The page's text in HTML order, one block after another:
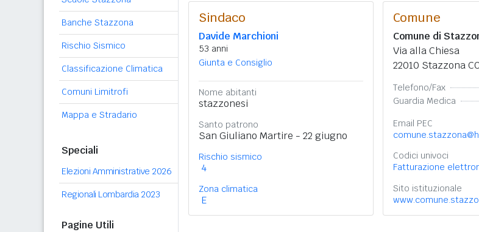
Banche Stazzona
Rischio Sismico
Classificazione Climatica
Comuni Limitrofi
Mappa e Stradario
Speciali
Elezioni Amministrative 2026
Regionali Lombardia 2023
Pagine Utili
Sindaco
Davide Marchioni
53 anni
Giunta e Consiglio
Nome abitanti
stazzonesi
Santo patrono
San Giuliano Martire - 22 giugno
Rischio sismico
4
Zona climatica
E
Comune
Comune di
Via alla Chiesa
22010 Stazzona
Telefono/Fax
Guardia Medica
Email PEC
Codici univoci
Fatturazione
Sito istituzionale